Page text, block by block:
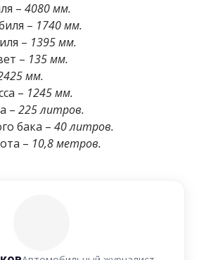
– 4080 мм.
– 1740 мм.
– 1395 мм.
– 135 мм.
мм.
– 1245 мм.
– 225 литров.
бака – 40 литров.
– 10,8 метров.